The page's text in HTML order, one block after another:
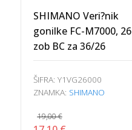
SHIMANO Veri?nik
gonilke FC-M7000, 26
zob BC za 36/26
ŠIFRA: Y1VG26000
ZNAMKA: SHIMANO
19,00€